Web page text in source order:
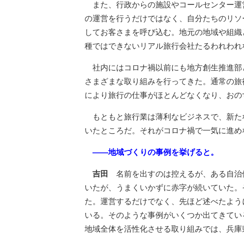
また、行政からの施設やコールセンター
の運営を行うだけではなく、自分たちのリ
してお客さまを呼び込む。地元の地域や組
種ではできないリアル旅行会社たるわれわれ
社内にはコロナ禍以前にも地方創生推進
さまざまな取り組みを行ってきた。通常の
により旅行の仕事がほとんどなくなり、お
もともと旅行業は薄利なビジネスで、新
いたところだ。それがコロナ禍で一気に進め
――地域づくりの事例を挙げると。
吉田 名前を出すのは控えるが、ある自
いたが、うまくいかずに赤字が続いていた
た。運営するだけでなく、先ほど述べたよ
いる。そのような事例がいくつか出てきてい
地域全体を活性化させる取り組みでは、兵